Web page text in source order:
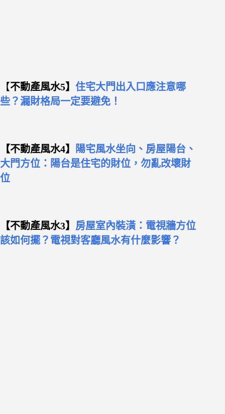
【不動產風水5】 住宅大門出入口應注意哪
些？漏財格局一定要避免！
【不動產風水4】
陽宅風水坐向、房屋陽台、
大門方位：陽台是住宅的財位，勿亂改壞財
位
【不動產風水3】 房屋室內裝潢：電視牆方位
該如何擺？電視對客廳風水有什麼影響？